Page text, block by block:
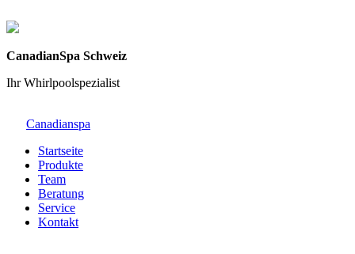
CanadianSpa Schweiz
Ihr Whirlpoolspezialist
Canadianspa
Startseite
Produkte
Team
Beratung
Service
Kontakt